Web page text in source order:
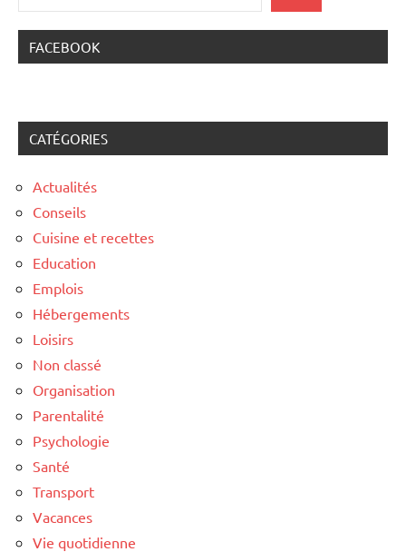
FACEBOOK
CATÉGORIES
Actualités
Conseils
Cuisine et recettes
Education
Emplois
Hébergements
Loisirs
Non classé
Organisation
Parentalité
Psychologie
Santé
Transport
Vacances
Vie quotidienne